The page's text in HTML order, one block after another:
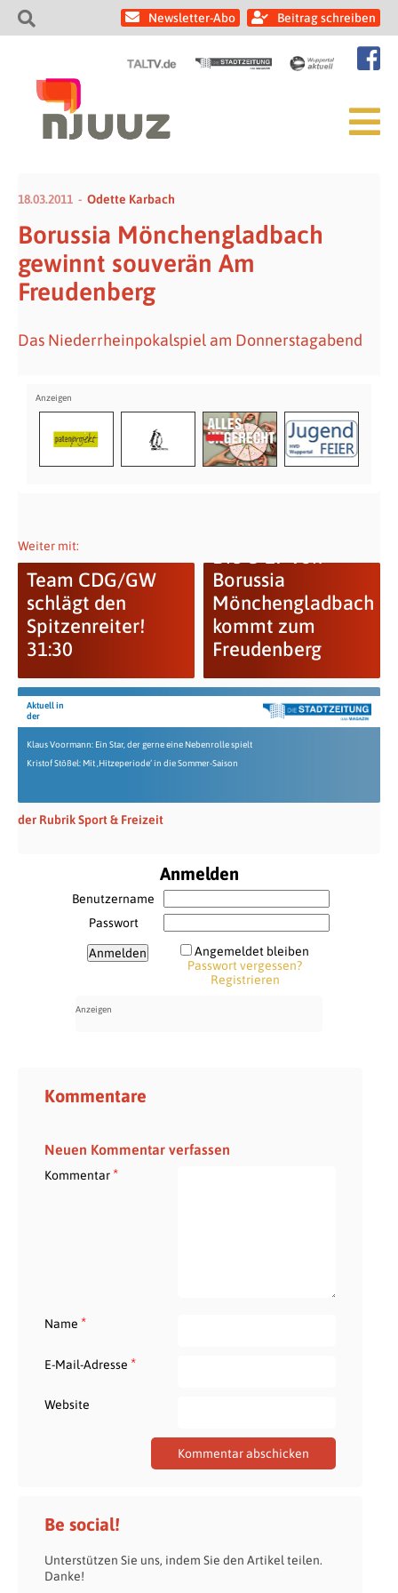
Newsletter-Abo Beitrag schreiben
18.03.2011 Odette Karbach
Borussia Mönchengladbach
gewinnt souverän Am
Freudenberg
Das Niederrheinpokalspiel am Donnerstagabend
Weiter mit:
Team CDG/GW
schlägt den
Spitzenreiter!
31:30
Borussia
Mönchengladbach
kommt zum
Freudenberg
Aktuell in
der
Klaus Voormann: Ein Star, der gerne eine Nebenrolle spielt
Kristof Stößel: Mit ‚Hitzeperiode‘ in die Sommer-Saison
der Rubrik Sport & Freizeit
Anmelden
Benutzername
Passwort
Angemeldet bleiben
Passwort vergessen?
Registrieren
Kommentare
Neuen Kommentar verfassen
Kommentar*
Name *
E-Mail-Adresse *
Website
Be social!
Unterstützen Sie uns, indem Sie den Artikel teilen.
Danke!